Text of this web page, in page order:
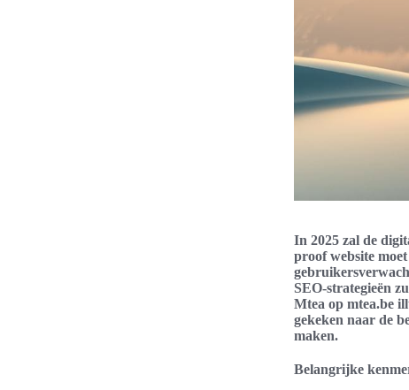
In 2025 zal de
proof website
SEO-strategieën
Mtea op mtea.be
gekeken naar de
maken.
Belangrijke